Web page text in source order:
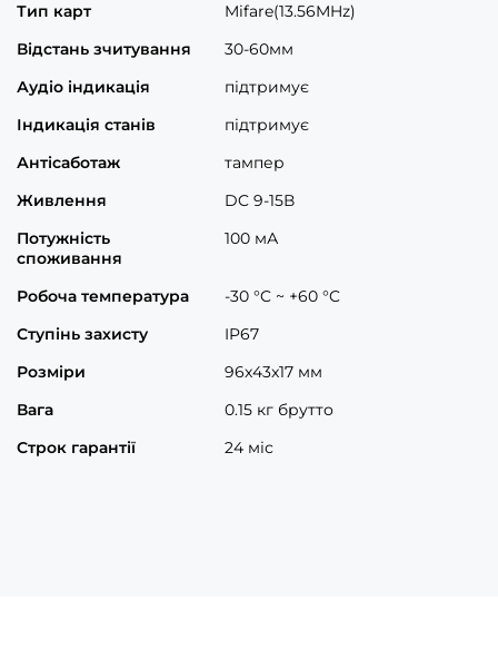
Тип карт
Mifare(13.56MHz)
Відстань зчитування
30-60мм
Аудіо індикація
підтримує
Індикація станів
підтримує
Антісаботаж
тампер
Живлення
DC 9-15В
Потужність
споживання
100 мА
Робоча температура
-30 °C ~ +60 °C
Ступінь захисту
IP67
Розміри
96x43x17 мм
Вага
0.15 кг брутто
Строк гарантії
24 міс